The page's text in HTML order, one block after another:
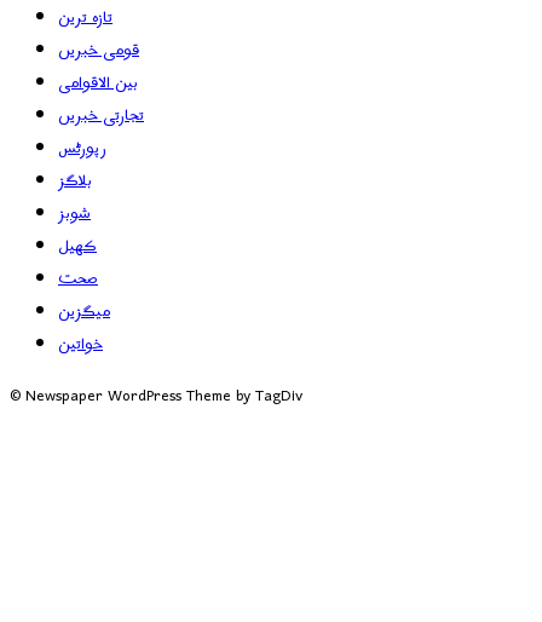
تازہ ترین
قومی خبریں
بین الاقوامی
تجارتی خبریں
رپورٹس
بلاگز
شوبز
کھیل
صحت
میگزین
خواتین
© Newspaper WordPress Theme by TagDiv